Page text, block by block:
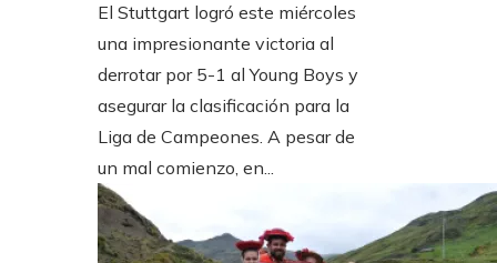
El Stuttgart logró este miércoles
una impresionante victoria al
derrotar por 5-1 al Young Boys y
asegurar la clasificación para la
Liga de Campeones. A pesar de
un mal comienzo, en...